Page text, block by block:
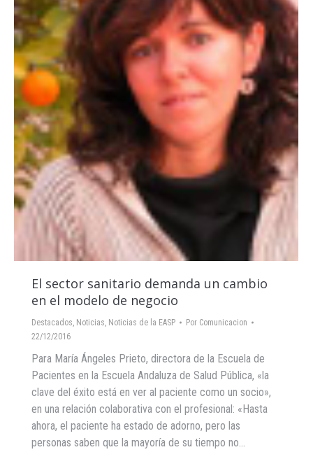
El sector sanitario demanda un cambio
en el modelo de negocio
Destacados, Noticias, Noticias de la EASP Por Comunicacion
22/12/2016
Para María Ángeles Prieto, directora de la Escuela de
Pacientes en la Escuela Andaluza de Salud Pública, «la
clave del éxito está en ver al paciente como un socio»,
en una relación colaborativa con el profesional: «Hasta
ahora, el paciente ha estado de adorno, pero las
personas saben que la mayoría de su tiempo no…